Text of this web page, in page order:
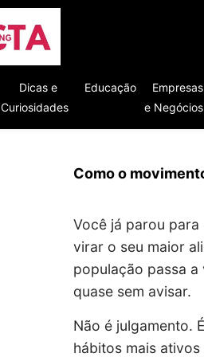
Dicas e
Curiosidades
Educação
Empresas
e Negócios
Como o
Você já parou
virar o seu maior
população passa
quase sem avisar.
Não é julgamento.
hábitos mais